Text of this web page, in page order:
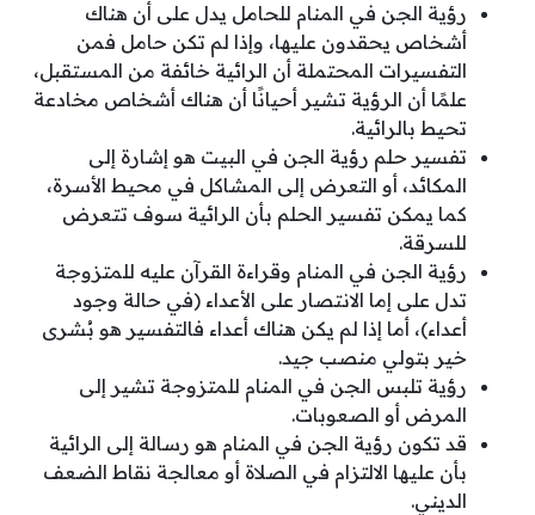
رؤية الجن في المنام للحامل يدل على أن هناك
أشخاص يحقدون عليها، وإذا لم تكن حامل فمن
التفسيرات المحتملة أن الرائية خائفة من المستقبل،
علمًا أن الرؤية تشير أحيانًا أن هناك أشخاص مخادعة
تحيط بالرائية.
تفسير حلم رؤية الجن في البيت هو إشارة إلى
المكائد، أو التعرض إلى المشاكل في محيط الأسرة،
كما يمكن تفسير الحلم بأن الرائية سوف تتعرض
للسرقة.
رؤية الجن في المنام وقراءة القرآن عليه للمتزوجة
تدل على إما الانتصار على الأعداء (في حالة وجود
أعداء)، أما إذا لم يكن هناك أعداء فالتفسير هو بُشرى
خير بتولي منصب جيد.
رؤية تلبس الجن في المنام للمتزوجة تشير إلى
المرض أو الصعوبات.
قد تكون رؤية الجن في المنام هو رسالة إلى الرائية
بأن عليها الالتزام في الصلاة أو معالجة نقاط الضعف
الديني.